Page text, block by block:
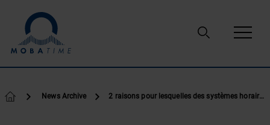
News Archive 2 raisons pour lesquelles des systèmes horaires précis sont fondamentaux